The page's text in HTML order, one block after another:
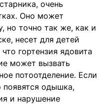
очень
Оно может
но точно так же, как и
несет для детей
гортензия ядовита
может вызвать
потоотделение. Если
появятся одышка,
и нарушение